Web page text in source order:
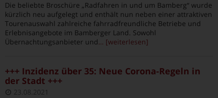
Die beliebte Broschüre „Radfahren in und um Bamberg“ wurde
kürzlich neu aufgelegt und enthält nun neben einer attraktiven
Tourenauswahl zahlreiche fahrradfreundliche Betriebe und
Erlebnisangebote im Bamberger Land. Sowohl
Übernachtungsanbieter und… [weiterlesen]
+++ Inzidenz über 35: Neue Corona-Regeln in
der Stadt +++
23.08.2021